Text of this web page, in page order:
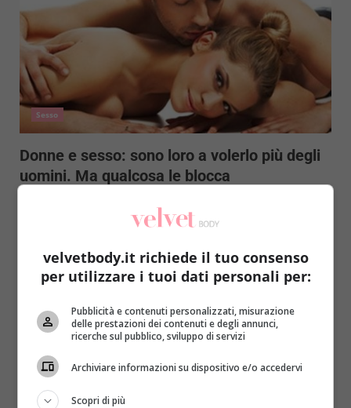
Sesso
Donne e sesso: sono loro a volerlo più degli
uomini. Ma qualcosa le blocca
Le donne vogliono fare sesso più degli uomini:
velvetbody.it richiede il tuo consenso
per utilizzare i tuoi dati personali per:
Pubblicità e contenuti personalizzati, misurazione
delle prestazioni dei contenuti e degli annunci,
ricerche sul pubblico, sviluppo di servizi
Archiviare informazioni su dispositivo e/o accedervi
Scopri di più